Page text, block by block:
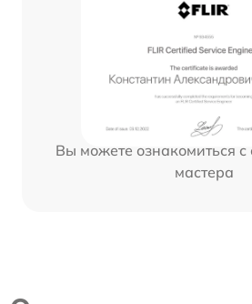
Вы можете ознакомиться с
мастера